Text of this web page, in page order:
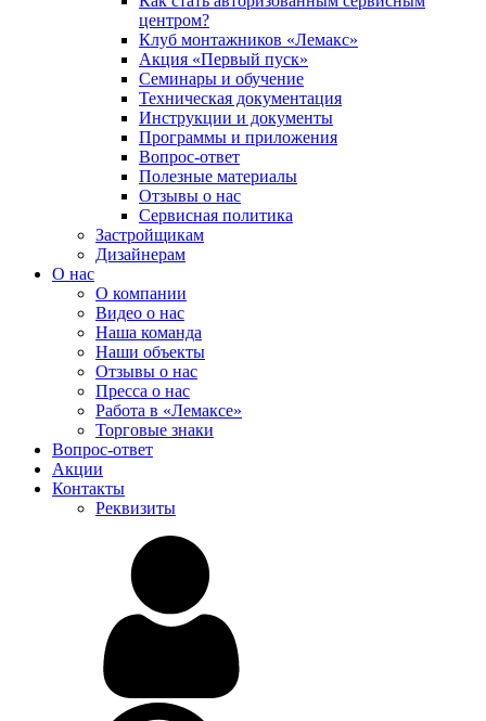
центром?
Клуб монтажников «Лемакс»
Акция «Первый пуск»
Семинары и обучение
Техническая документация
Инструкции и документы
Программы и приложения
Вопрос-ответ
Полезные материалы
Отзывы о нас
Сервисная политика
Застройщикам
Дизайнерам
О нас
О компании
Видео о нас
Наша команда
Наши объекты
Отзывы о нас
Пресса о нас
Работа в «Лемаксе»
Торговые знаки
Вопрос-ответ
Акции
Контакты
Реквизиты